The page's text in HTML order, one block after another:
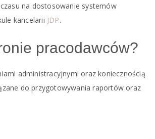
na dostosowanie systemów
kancelarii JDP.
pracodawców?
administracyjnymi oraz koniecznością
do przygotowywania raportów oraz